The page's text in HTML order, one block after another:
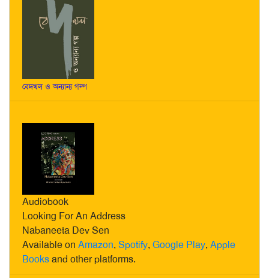
বেদখল ও অন্যান্য গল্প
Audiobook
Looking For An Address
Nabaneeta Dev Sen
Available on Amazon, Spotify, Google Play, Apple
Booksand other platforms.